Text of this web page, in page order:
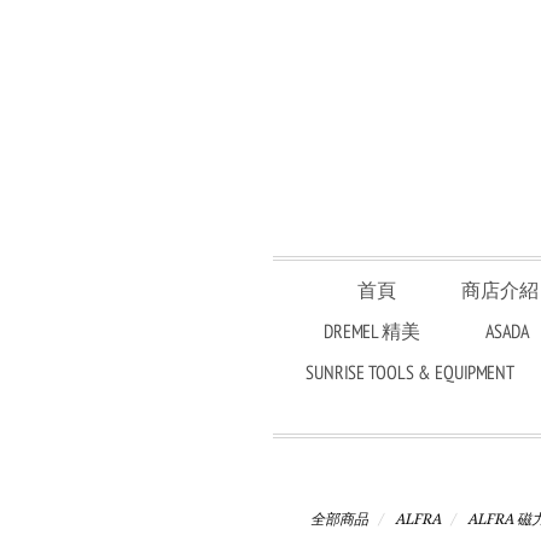
首頁
商店介紹
DREMEL 精美
ASADA
SUNRISE TOOLS & EQUIPMENT
全部商品 ALFRA ALFRA 磁